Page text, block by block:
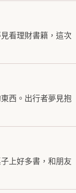
看理財書籍，這次
西。出行者夢見抱
上好多書，和朋友